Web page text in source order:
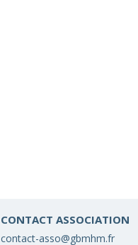
CONTACT ASSOCIATION
contact-asso@gbmhm.fr